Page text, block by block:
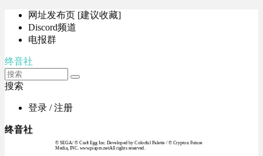
网址发布页 [建议收藏]
Discord频道
电报群
终音社
搜索
登录 / 注册
终音社
© SEGA / © Craft Egg Inc. Developed by Colorful Palette / © Crypton Future
Media, INC. www.piapro.netAll rights reserved.